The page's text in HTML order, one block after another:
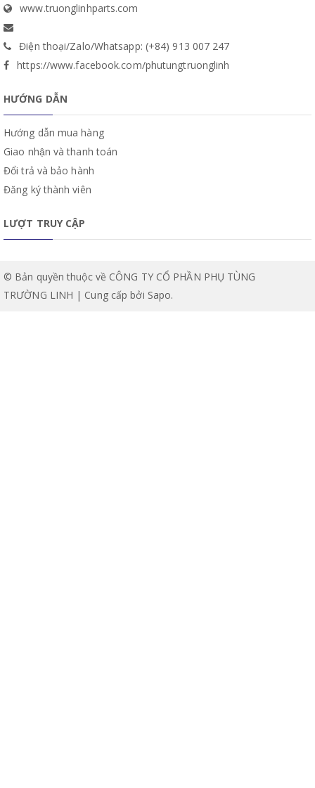
www.truonglinhparts.com
Điện thoại/Zalo/Whatsapp: (+84) 913 007 247
https://www.facebook.com/phutungtruonglinh
HƯỚNG DẪN
Hướng dẫn mua hàng
Giao nhận và thanh toán
Đổi trả và bảo hành
Đăng ký thành viên
LƯỢT TRUY CẬP
© Bản quyền thuộc về CÔNG TY CỔ PHẦN PHỤ TÙNG
TRƯỜNG LINH | Cung cấp bởi Sapo.